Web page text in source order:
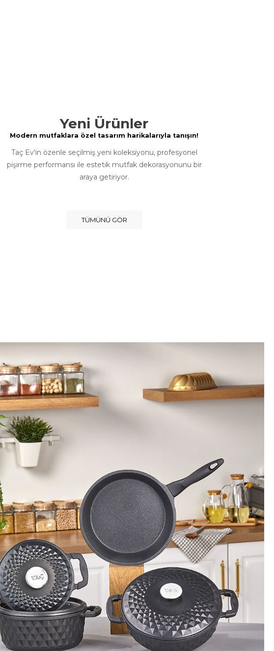
Yeni Ürünler
Modern mutfaklara özel tasarım harikalarıyla tanışın!
Taç Ev'in özenle seçilmiş yeni koleksiyonu, profesyonel
pişirme performansı ile estetik mutfak dekorasyonunu bir
araya getiriyor.
TÜMÜNÜ GÖR